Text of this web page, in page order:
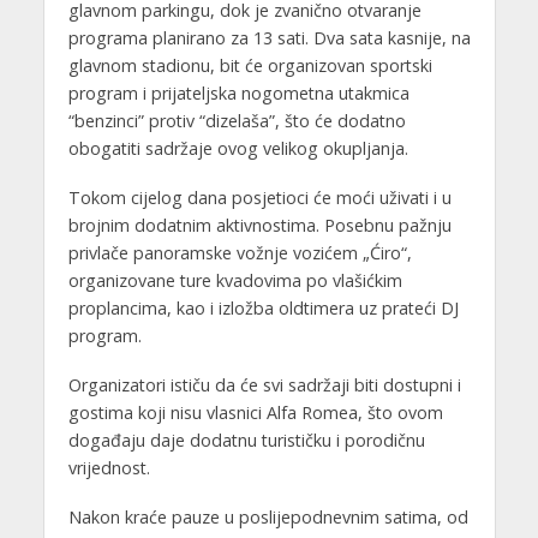
glavnom parkingu, dok je zvanično otvaranje
programa planirano za 13 sati. Dva sata kasnije, na
glavnom stadionu, bit će organizovan sportski
program i prijateljska nogometna utakmica
“benzinci” protiv “dizelaša”, što će dodatno
obogatiti sadržaje ovog velikog okupljanja.
Tokom cijelog dana posjetioci će moći uživati i u
brojnim dodatnim aktivnostima. Posebnu pažnju
privlače panoramske vožnje vozićem „Ćiro“,
organizovane ture kvadovima po vlašićkim
proplancima, kao i izložba oldtimera uz prateći DJ
program.
Organizatori ističu da će svi sadržaji biti dostupni i
gostima koji nisu vlasnici Alfa Romea, što ovom
događaju daje dodatnu turističku i porodičnu
vrijednost.
Nakon kraće pauze u poslijepodnevnim satima, od